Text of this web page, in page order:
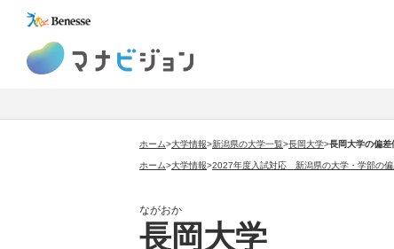
ホーム>大学情報>新潟県の大学一覧>長岡大学>長岡大学の偏差
ホーム>大学情報>2027年度入試対応 新潟県の大学・学部の偏
ながおか
長岡大学